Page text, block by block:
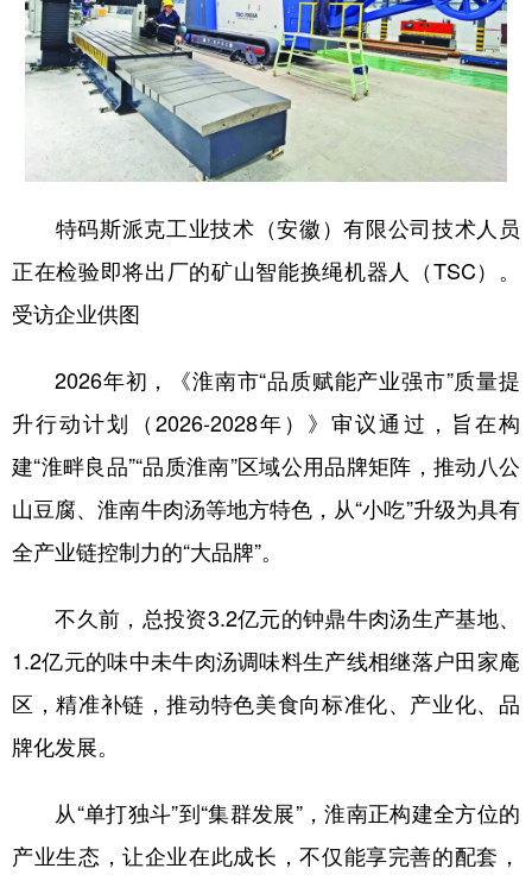
特码斯派克工业技术（安徽）有限公司技术人员
正在检验即将出厂的矿山智能换绳机器人（TSC）。
受访企业供图
2026年初，《淮南市“品质赋能产业强市”质量提
升行动计划（2026-2028年）》审议通过，旨在构
建“淮畔良品”“品质淮南”区域公用品牌矩阵，推动八公
山豆腐、淮南牛肉汤等地方特色，从“小吃”升级为具有
全产业链控制力的“大品牌”。
不久前，总投资3.2亿元的钟鼎牛肉汤生产基地、
1.2亿元的味中未牛肉汤调味料生产线相继落户田家庵
区，精准补链，推动特色美食向标准化、产业化、品
牌化发展。
从“单打独斗”到“集群发展”，淮南正构建全方位的
产业生态，让企业在此成长，不仅能享完善的配套，